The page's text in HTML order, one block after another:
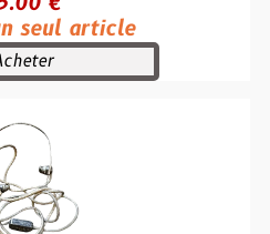
seul article